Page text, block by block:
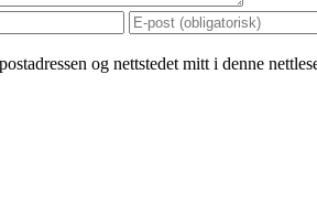
og nettstedet mitt i denne